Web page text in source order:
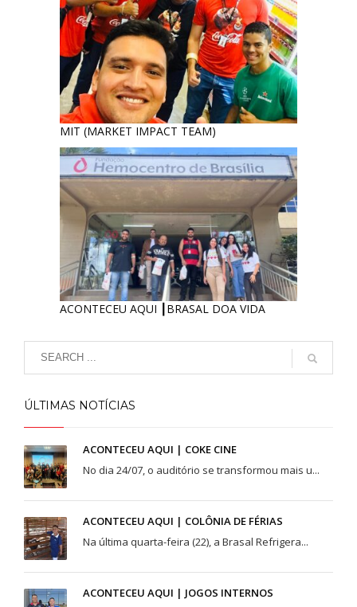
MIT (MARKET IMPACT TEAM)
ACONTECEU AQUI ┃BRASAL DOA VIDA
ÚLTIMAS NOTÍCIAS
ACONTECEU AQUI | COKE CINE
No dia 24/07, o auditório se transformou mais u...
ACONTECEU AQUI | COLÔNIA DE FÉRIAS
Na última quarta-feira (22), a Brasal Refrigera...
ACONTECEU AQUI | JOGOS INTERNOS